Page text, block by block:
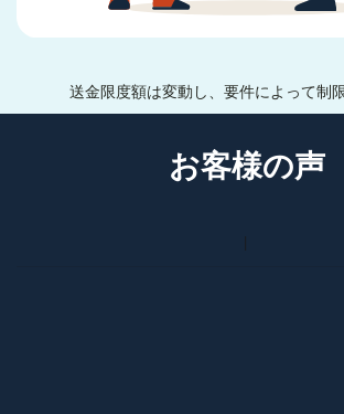
送金限度額は変動し、要件によって制
お客様の声